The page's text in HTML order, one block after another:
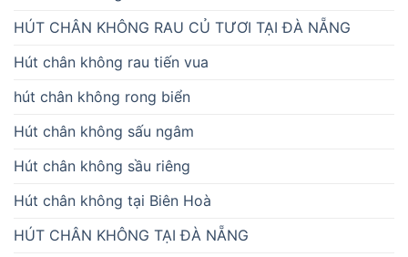
HÚT CHÂN KHÔNG RAU CỦ TƯƠI TẠI ĐÀ NẴNG
Hút chân không rau tiến vua
hút chân không rong biển
Hút chân không sấu ngâm
Hút chân không sầu riêng
Hút chân không tại Biên Hoà
HÚT CHÂN KHÔNG TẠI ĐÀ NẴNG